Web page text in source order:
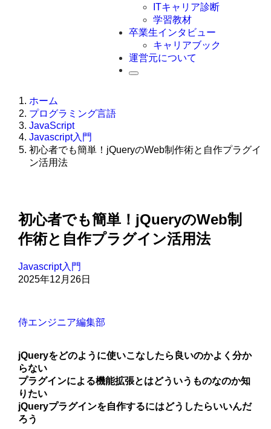
ITキャリア診断
学習教材
卒業生インタビュー
キャリアブック
運営元について
ホーム
プログラミング言語
JavaScript
Javascript入門
初心者でも簡単！jQueryのWeb制作術と自作プラグイ
ン活用法
初心者でも簡単！jQueryのWeb制
作術と自作プラグイン活用法
Javascript入門
2025年12月26日
侍エンジニア編集部
jQueryをどのように使いこなしたら良いのかよく分か
らない
プラグインによる機能拡張とはどういうものなのか知
りたい
jQueryプラグインを自作するにはどうしたらいいんだ
ろう